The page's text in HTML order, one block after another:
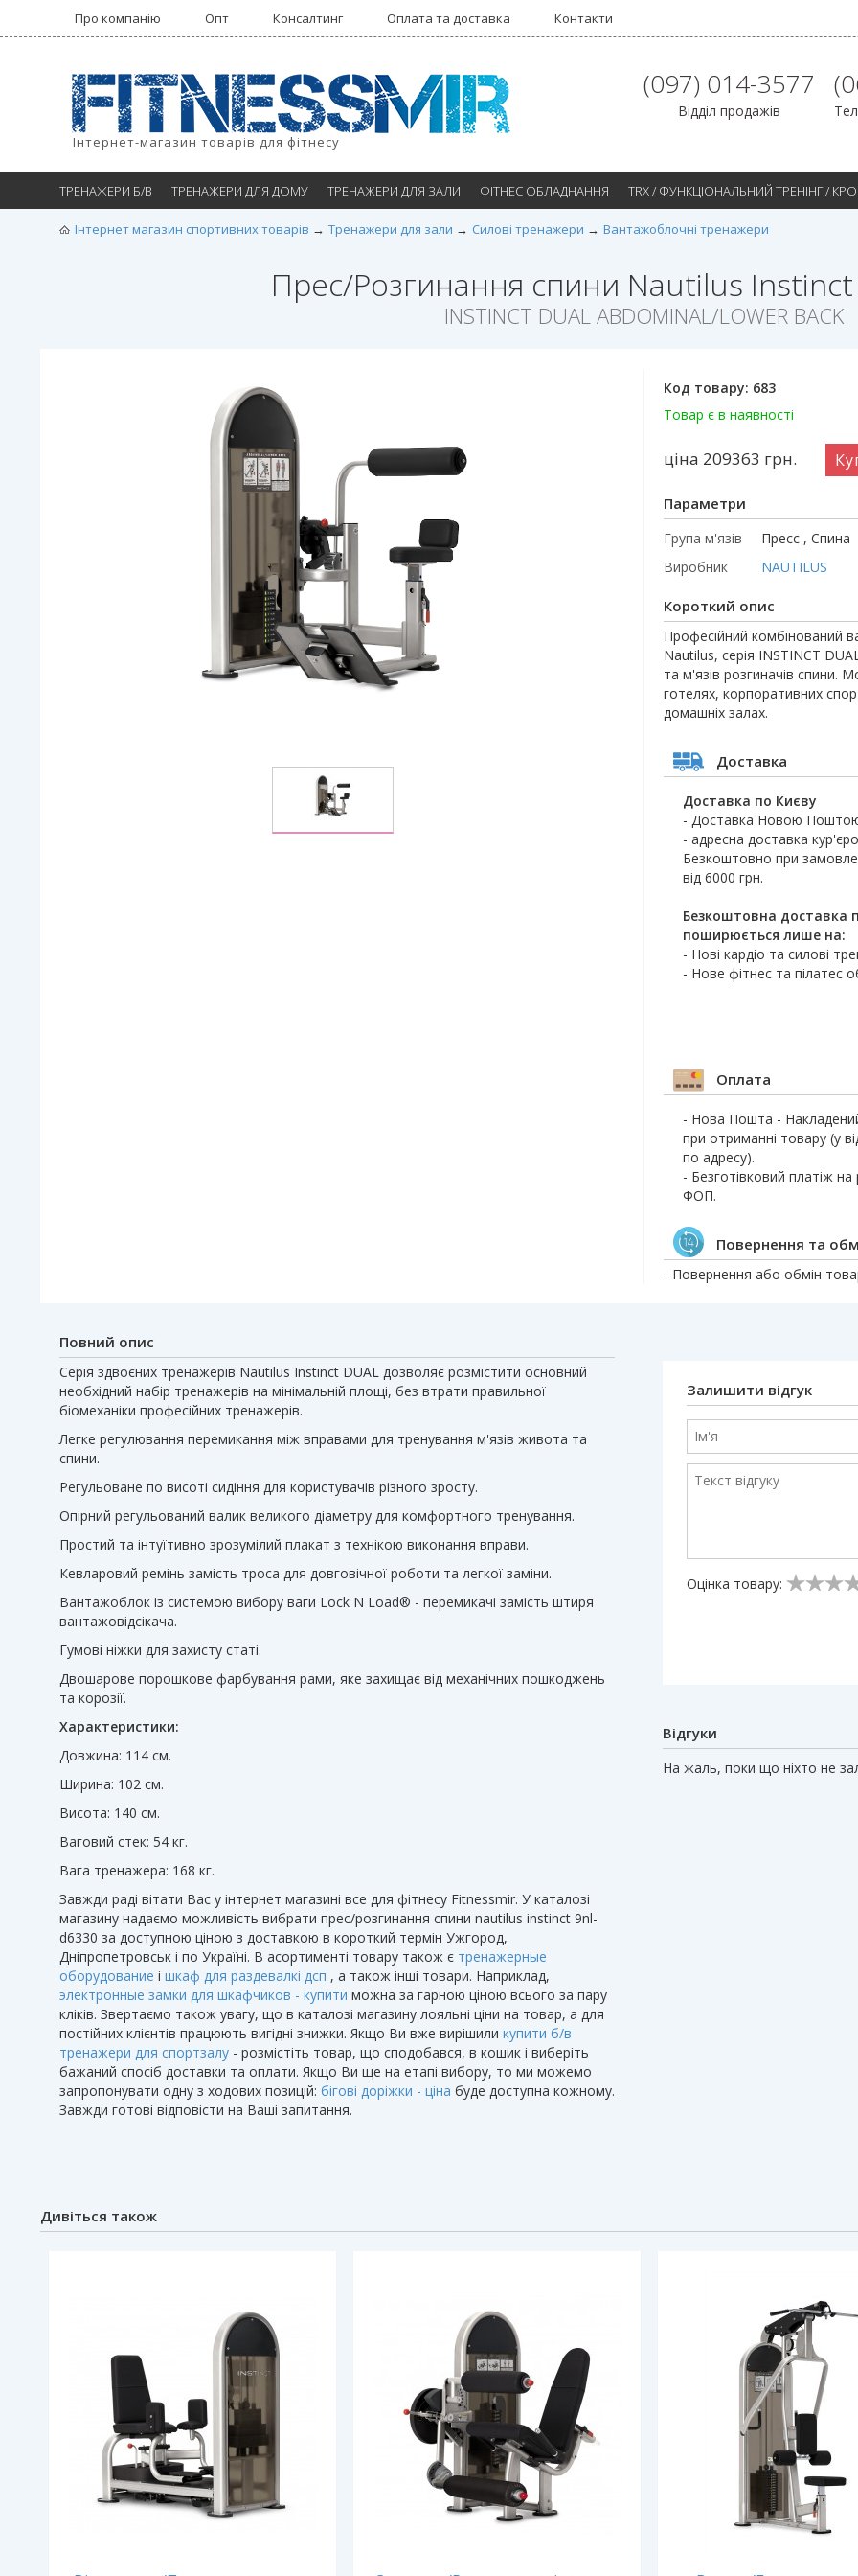
Про компанію Опт Консалтинг Оплата та доставка Контакти
Інтернет-магазин товарів для фітнесу
(097) 014-3577
Відділ продажів
ТРЕНАЖЕРИ Б/В ТРЕНАЖЕРИ ДЛЯ ДОМУ ТРЕНАЖЕРИ ДЛЯ ЗАЛИ ФІТНЕС ОБЛАДНАННЯ TRX / ФУНКЦІОНАЛЬНИЙ ТРЕНІНГ /
Інтернет магазин спортивних товарів Тренажери для зали Силові тренажери Вантажоблочні тренажери
Прес/Розгинання спини Nautilus
INSTINCT DUAL ABDOMINAL/LOWER BACK
Код товару: 683
Товар є в наявності
ціна 209363 грн.
Параметри
Група м'язів
Пресс , Спина
Виробник
NAUTILUS
Короткий опис
Професійний комбінований
Nautilus, серія INSTINCT
та м'язів розгиначів спини.
готелях, корпоративних
домашніх залах.
Доставка
Доставка по Києву
- Доставка Новою
- адресна доставка
Безкоштовно при
від 6000 грн.
Безкоштовна доставка
поширюється лише на:
- Нові кардіо та силові
- Нове фітнес та пілатес
Оплата
- Нова Пошта -
при отриманні товару (у
по адресу).
- Безготівковий платіж на
ФОП.
Повернення та
- Повернення або обмін
Повний опис
Серія здвоєних тренажерів Nautilus Instinct DUAL дозволяє розмістити основний
необхідний набір тренажерів на мінімальній площі, без втрати правильної
біомеханіки професійних тренажерів.
Легке регулювання перемикання між вправами для тренування м'язів живота та
спини.
Регульоване по висоті сидіння для користувачів різного зросту.
Опірний регульований валик великого діаметру для комфортного тренування.
Простий та інтуїтивно зрозумілий плакат з технікою виконання вправи.
Кевларовий ремінь замість троса для довговічної роботи та легкої заміни.
Вантажоблок із системою вибору ваги Lock N Load® - перемикачі замість штиря
вантажовідсікача.
Гумові ніжки для захисту статі.
Двошарове порошкове фарбування рами, яке захищає від механічних пошкоджень
та корозії.
Характеристики:
Довжина: 114 см.
Ширина: 102 см.
Висота: 140 см.
Ваговий стек: 54 кг.
Вага тренажера: 168 кг.
Завжди раді вітати Вас у інтернет магазині все для фітнесу Fitnessmir. У каталозі
магазину надаємо можливість вибрати прес/розгинання спини nautilus instinct 9nl-
d6330 за доступною ціною з доставкою в короткий термін Ужгород,
Дніпропетровськ і по Україні. В асортименті товару також є тренажерные
оборудование і шкаф для раздевалкі дсп , а також інші товари. Наприклад,
электронные замки для шкафчиков - купити можна за гарною ціною всього за пару
кліків. Звертаємо також увагу, що в каталозі магазину лояльні ціни на товар, а для
постійних клієнтів працюють вигідні знижки. Якщо Ви вже вирішили купити б/в
тренажери для спортзалу - розмістіть товар, що сподобався, в кошик і виберіть
бажаний спосіб доставки та оплати. Якщо Ви ще на етапі вибору, то ми можемо
запропонувати одну з ходових позицій: бігові доріжки - ціна буде доступна кожному.
Завжди готові відповісти на Ваші запитання.
Залишити відгук
Оцінка товару:
Відгуки
На жаль, поки що ніхто не
Дивіться також